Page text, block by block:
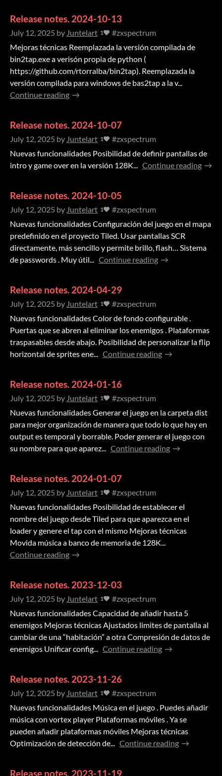
Release notes. 2024-10-13
July 12, 2025 by Juntelart 1
#zxspectrum
Mejoras técnicas Reemplazada la versión compilada de
bin2tap.exe a verisón propia de python (
https://github.com/rtorralba/bin2tap). Reemplazada la
versión compilada para windows de bas2tap a la v...
Continue reading
Release notes. 2024-10-07
July 12, 2025 by Juntelart 1
#zxspectrum
Nuevas funcionalidades Posibilidad de definir pantallas de
intro y game over en la versión 128K... Continue reading
Release notes. 2024-10-05
July 12, 2025 by Juntelart 1
#zxspectrum
Nuevas funcionalidades Configuración del juego en el mapa
predefinido en el proyecto Tiled. Usar pantallas SCR
directamente, más sencillo y permite brillo, flash… Sistema
de passwords . Muy útil... Continue reading
Release notes. 2024-04-29
July 12, 2025 by Juntelart 1
#zxspectrum
Nuevas funcionalidades Color de fondo configurable .
Puertas que se abren al eliminar los enemigos . Plataformas
traspasables desde abajo. Posibilidad de personalizar la flip
horizontal de sprites ene... Continue reading
Release notes. 2024-01-16
July 12, 2025 by Juntelart 1
#zxspectrum
Nuevas funcionalidades Generar el juego en la carpeta dist
para mejor organización de manera que todo lo que hay en
output es temporal y borrable. Poder generar el juego con
su nombre para que aparez... Continue reading
Release notes. 2024-01-07
July 12, 2025 by Juntelart 1
#zxspectrum
Nuevas funcionalidades Posibilidad de establecer el
nombre del juego desde Tiled para que aparezca en el
loader y genere el tap con el mismo Mejoras técnicas
Movida música a banco de memoria de 128K...
Continue reading
Release notes. 2023-12-03
July 12, 2025 by Juntelart 1
#zxspectrum
Nuevas funcionalidades Capacidad de añadir hasta 5
enemigos Mejoras técnicas Ajustados limites de pantalla al
cambiar de una “habitación” a otra Compresión de datos de
enemigos Unificar config... Continue reading
Release notes. 2023-11-26
July 12, 2025 by Juntelart 1
#zxspectrum
Nuevas funcionalidades Música en el juego . Puedes añadir
música con vortex player Plataformas móviles . Ya se
pueden añadir plataformas móviles Mejoras técnicas
Optimización de detección de... Continue reading
Release notes. 2023-11-19